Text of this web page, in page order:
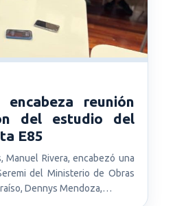
encabeza reunión
del estudio del
E85
Manuel Rivera, encabezó una
del Ministerio de Obras
Dennys Mendoza,…